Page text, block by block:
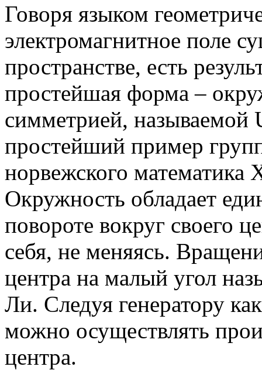
Говоря языком
электромагнитное поле
пространстве, есть
простейшая форма –
симметрией, называемой
простейший пример
норвежского
Окружность обладает
повороте вокруг своего
себя, не меняясь.
центра на малый угол
Ли. Следуя генератору
можно осуществлять
центра.